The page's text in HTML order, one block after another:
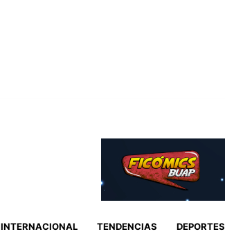
INTERNACIONAL TENDENCIAS DEPORTES